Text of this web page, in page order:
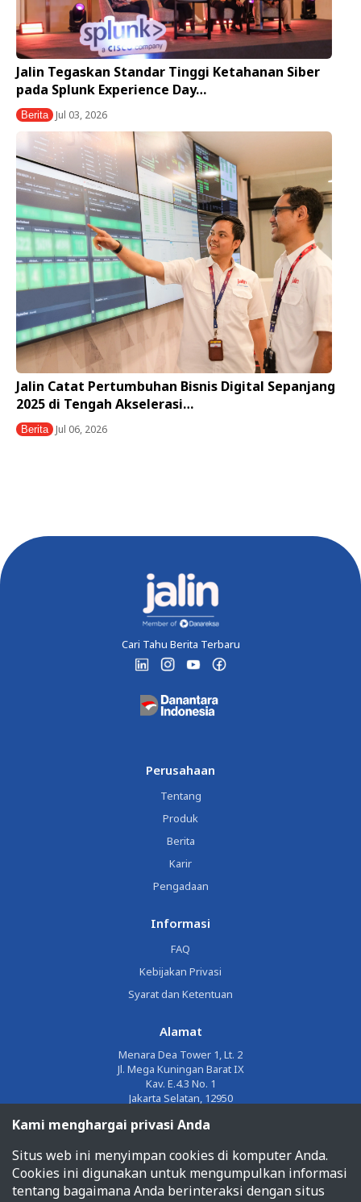
Jalin Tegaskan Standar Tinggi Ketahanan Siber
pada Splunk Experience Day…
Berita Jul 03, 2026
Jalin Catat Pertumbuhan Bisnis Digital Sepanjang
2025 di Tengah Akselerasi…
Berita Jul 06, 2026
Cari Tahu Berita Terbaru
Perusahaan
Tentang
Produk
Berita
Karir
Pengadaan
Informasi
FAQ
Kebijakan Privasi
Syarat dan Ketentuan
Alamat
Menara Dea Tower 1, Lt. 2
Jl. Mega Kuningan Barat IX
Kav. E.4.3 No. 1
Jakarta Selatan, 12950
Email
corporate@jalin.co.id
Telepon
Kami menghargai privasi Anda
Situs web ini menyimpan cookies di komputer Anda.
Cookies ini digunakan untuk mengumpulkan informasi
tentang bagaimana Anda berinteraksi dengan situs